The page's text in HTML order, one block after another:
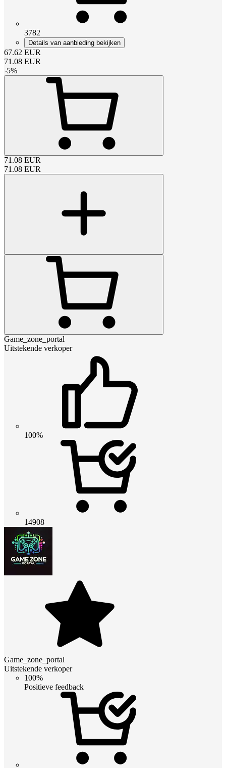
3782
Details van aanbieding bekijken
67.62 EUR
71.08 EUR
-5%
71.08 EUR
71.08 EUR
Game_zone_portal
Uitstekende verkoper
100%
14908
Game_zone_portal
Uitstekende verkoper
100%
Positieve feedback